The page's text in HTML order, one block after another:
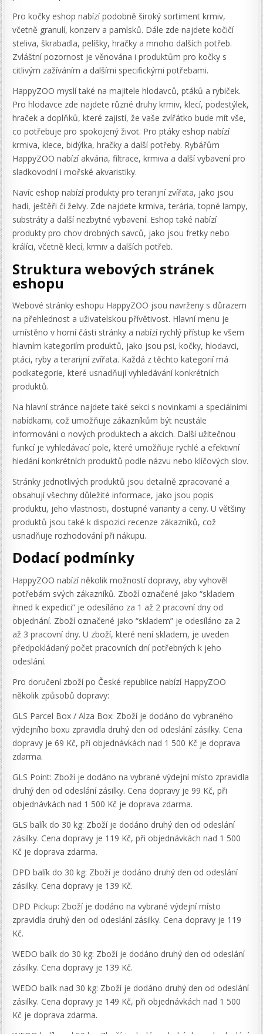
Pro kočky eshop nabízí podobně široký sortiment krmiv,
včetně granulí, konzerv a pamlsků. Dále zde najdete kočičí
steliva, škrabadla, pelíšky, hračky a mnoho dalších potřeb.
Zvláštní pozornost je věnována i produktům pro kočky s
citlivým zažíváním a dalšími specifickými potřebami.
HappyZOO myslí také na majitele hlodavců, ptáků a rybiček.
Pro hlodavce zde najdete různé druhy krmiv, klecí, podestýlek,
hraček a doplňků, které zajistí, že vaše zvířátko bude mít vše,
co potřebuje pro spokojený život. Pro ptáky eshop nabízí
krmiva, klece, bidýlka, hračky a další potřeby. Rybářům
HappyZOO nabízí akvária, filtrace, krmiva a další vybavení pro
sladkovodní i mořské akvaristiky.
Navíc eshop nabízí produkty pro terarijní zvířata, jako jsou
hadi, ještěři či želvy. Zde najdete krmiva, terária, topné lampy,
substráty a další nezbytné vybavení. Eshop také nabízí
produkty pro chov drobných savců, jako jsou fretky nebo
králíci, včetně klecí, krmiv a dalších potřeb.
Struktura webových stránek
eshopu
Webové stránky eshopu HappyZOO jsou navrženy s důrazem
na přehlednost a uživatelskou přívětivost. Hlavní menu je
umístěno v horní části stránky a nabízí rychlý přístup ke všem
hlavním kategoriím produktů, jako jsou psi, kočky, hlodavci,
ptáci, ryby a terarijní zvířata. Každá z těchto kategorií má
podkategorie, které usnadňují vyhledávání konkrétních
produktů.
Na hlavní stránce najdete také sekci s novinkami a speciálními
nabídkami, což umožňuje zákazníkům být neustále
informováni o nových produktech a akcích. Další užitečnou
funkcí je vyhledávací pole, které umožňuje rychlé a efektivní
hledání konkrétních produktů podle názvu nebo klíčových slov.
Stránky jednotlivých produktů jsou detailně zpracované a
obsahují všechny důležité informace, jako jsou popis
produktu, jeho vlastnosti, dostupné varianty a ceny. U většiny
produktů jsou také k dispozici recenze zákazníků, což
usnadňuje rozhodování při nákupu.
Dodací podmínky
HappyZOO nabízí několik možností dopravy, aby vyhověl
potřebám svých zákazníků. Zboží označené jako “skladem
ihned k expedici” je odesíláno za 1 až 2 pracovní dny od
objednání. Zboží označené jako “skladem” je odesíláno za 2
až 3 pracovní dny. U zboží, které není skladem, je uveden
předpokládaný počet pracovních dní potřebných k jeho
odeslání.
Pro doručení zboží po České republice nabízí HappyZOO
několik způsobů dopravy:
GLS Parcel Box / Alza Box: Zboží je dodáno do vybraného
výdejního boxu zpravidla druhý den od odeslání zásilky. Cena
dopravy je 69 Kč, při objednávkách nad 1 500 Kč je doprava
zdarma.
GLS Point: Zboží je dodáno na vybrané výdejní místo zpravidla
druhý den od odeslání zásilky. Cena dopravy je 99 Kč, při
objednávkách nad 1 500 Kč je doprava zdarma.
GLS balík do 30 kg: Zboží je dodáno druhý den od odeslání
zásilky. Cena dopravy je 119 Kč, při objednávkách nad 1 500
Kč je doprava zdarma.
DPD balík do 30 kg: Zboží je dodáno druhý den od odeslání
zásilky. Cena dopravy je 139 Kč.
DPD Pickup: Zboží je dodáno na vybrané výdejní místo
zpravidla druhý den od odeslání zásilky. Cena dopravy je 119
Kč.
WEDO balík do 30 kg: Zboží je dodáno druhý den od odeslání
zásilky. Cena dopravy je 139 Kč.
WEDO balík nad 30 kg: Zboží je dodáno druhý den od odeslání
zásilky. Cena dopravy je 149 Kč, při objednávkách nad 1 500
Kč je doprava zdarma.